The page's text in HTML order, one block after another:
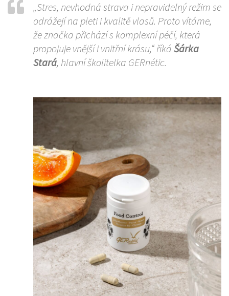
„Stres, nevhodná strava i nepravidelný režim se
odrážejí na pleti i kvalitě vlasů. Proto vítáme,
že značka přichází s komplexní péčí, která
propojuje vnější i vnitřní krásu,“ říká Šárka
Stará, hlavní školitelka GERnétic.